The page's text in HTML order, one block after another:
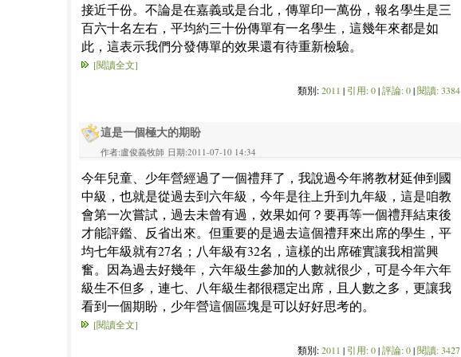
接近千份。不論是在嘉義或是台北，傳單印一萬份，報名學生是三
百六十名左右，平均約三十份傳單有一名學生，這幾年來都是如
此，這表示我們分發傳單的效果還有待重新檢驗。
[閱讀全文]
類別:2011 | 引用: 0|評論: 0|閱讀: 3384
這是一個極大的期盼
作者:盧俊義牧師 日期:2011-07-10 14:34
今年兒童、少年營經過了一個禮拜了，我說過今年將教材延伸到國
中級，也就是從過去到六年級，今年是往上升到九年級，這是咱教
會第一次嘗試，過去未曾有過，效果如何？要再等一個禮拜結束後
才能評鑑、反省出來。但重要的是過去這個禮拜來出席的學生，平
均七年級就有27名；八年級有32名，這樣的出席確實讓我相當興
奮。因為過去好幾年，六年級生參加的人數就很少，可是今年六年
級生不但多，連七、八年級生都很穩定出席，且人數之多，更讓我
看到一個期盼，少年營這個區塊是可以好好思考的。
[閱讀全文]
類別:2011 | 引用: 0|評論: 0|閱讀: 3427